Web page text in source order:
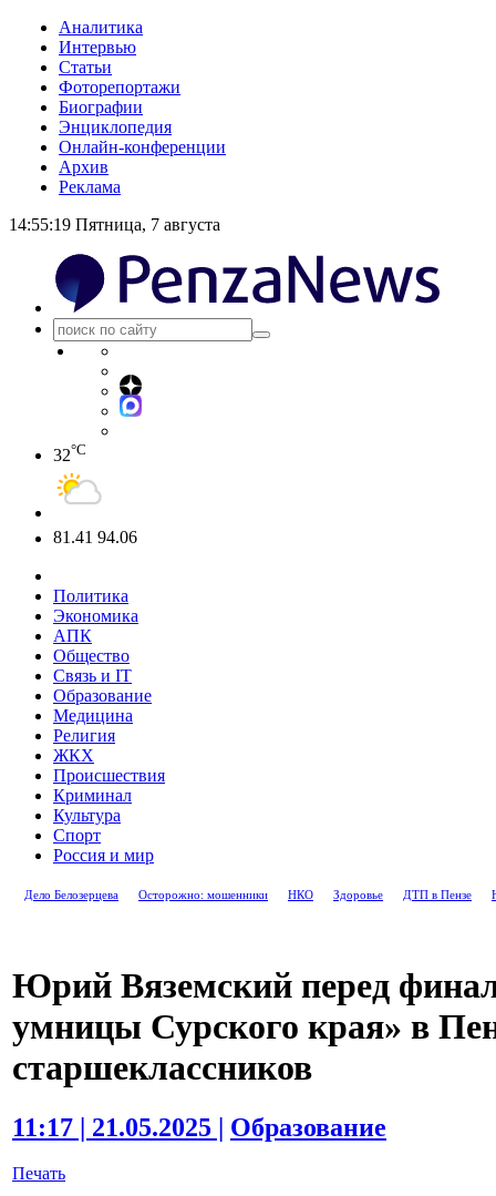
Аналитика
Интервью
Статьи
Фоторепортажи
Биографии
Энциклопедия
Онлайн-конференции
Архив
Реклама
14:55:19 Пятница, 7 августа
32°C
81.41 94.06
Политика
Экономика
АПК
Общество
Связь и IT
Образование
Медицина
Религия
ЖКХ
Происшествия
Криминал
Культура
Спорт
Россия и мир
Дело Белозерцева Осторожно: мошенники НКО Здоровье ДТП в Пензе
Юрий Вяземский перед
умницы Сурского края» в
старшеклассников
11:17 | 21.05.2025 | Образование
Печать